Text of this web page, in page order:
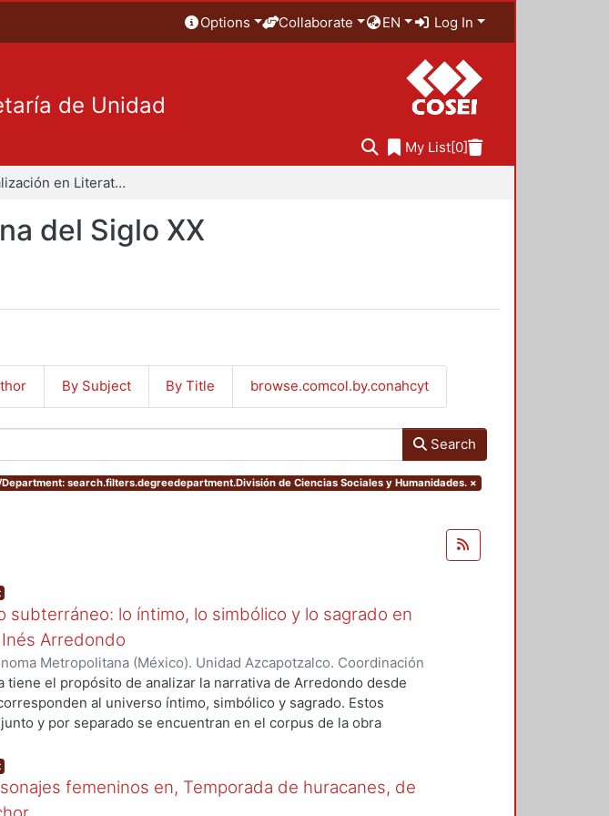
Options Collaborate EN Log In
de Unidad
My List[0]
Especialización en Literatura Mexicana del Siglo XX
del Siglo XX
By Subject By Title browse.comcol.by.conahcyt
Search
search.filters.degreedepartment.División de Ciencias Sociales y Humanidades. ×
subterráneo: lo íntimo, lo simbólico y lo sagrado en
Arredondo
Metropolitana (México). Unidad Azcapotzalco. Coordinación
,2019-11)Chávez, Raquel
tiene el propósito de analizar la narrativa de Arredondo desde
al universo íntimo, simbólico y sagrado. Estos
y por separado se encuentran en el corpus de la obra
“La sunamita” y “La señal. En ambos se hayan presentes
la intimidad y la pertenencia del cuerpo; el símbolo como
y la inserción en un universo sagrado regido por la
femeninos en, Temporada de huracanes, de